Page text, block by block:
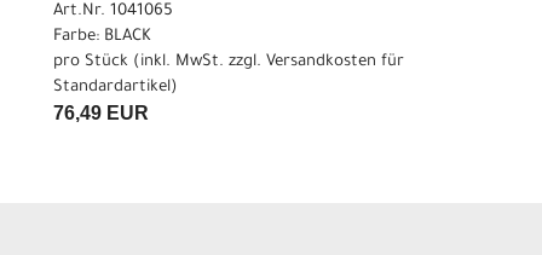
Art.Nr. 1041065
Farbe: BLACK
pro Stück (inkl. MwSt. zzgl. Versandkosten für
Standardartikel)
76,49 EUR